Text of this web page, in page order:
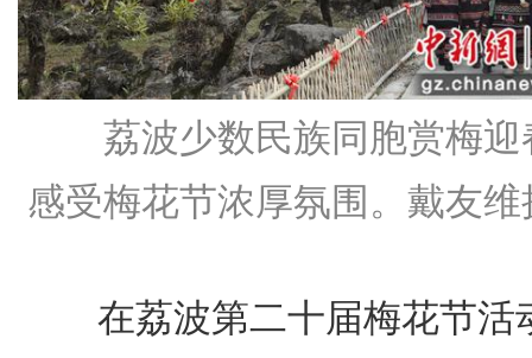
荔波少数民族同胞赏梅迎
感受梅花节浓厚氛围。戴友维
在荔波第二十届梅花节活